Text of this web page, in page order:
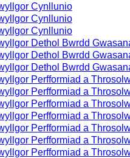
Cynllunio
Cynllunio
Cynllunio
Dethol Bwrdd
Dethol Bwrdd
Dethol Bwrdd
Perfformiad a
Perfformiad a
Perfformiad a
Perfformiad a
Perfformiad a
Perfformiad a
Perfformiad a